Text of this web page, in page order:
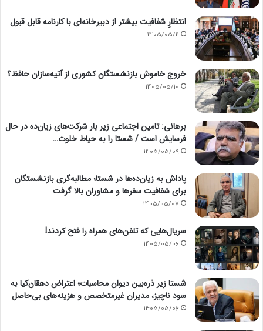
انتظارِ شفافیت بیشتر از دبیرخانه‌ای با کارنامه قابل قبول
1405/05/11
خروج خاموش بازنشستگان کشوری از آتیه‌سازان حافظ؟
1405/05/10
برهانی: تامین اجتماعی زیر بار شرکت‌های زیان‌ده در حال
فرسایش است / شستا را به حیاط خلوت…
1405/05/09
پاداش به زیان‌ده‌ها در شستا؛ مطالبه‌گری بازنشستگان
برای شفافیت سفرها و مشاوران بالا گرفت
1405/05/07
سریال‌هایی که تلفن‌های همراه را فتح کردند!
1405/05/06
شستا زیر ذره‌بین دیوان محاسبات؛ اعتراض دهقان‌کیا به
سود ناچیز، مدیران غیرمتخصص و هزینه‌های بی‌حاصل
1405/05/06